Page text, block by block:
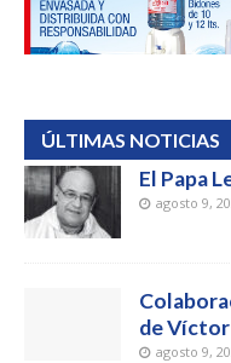
ÚLTIMAS NOTICIAS
El Papa
agosto 9,
de
agosto 9,